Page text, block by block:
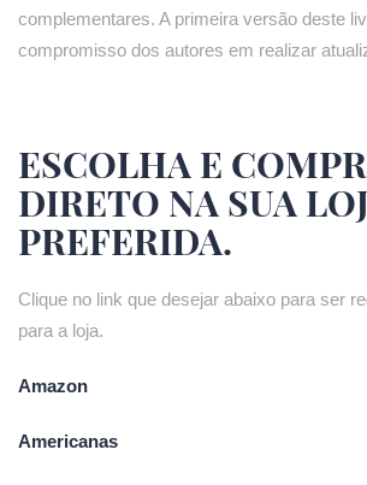
complementares. A primeira versão deste
compromisso dos autores em realizar
ESCOLHA E
DIRETO NA SUA
PREFERIDA.
Clique no link que desejar abaixo para ser
para a loja.
Amazon
Americanas